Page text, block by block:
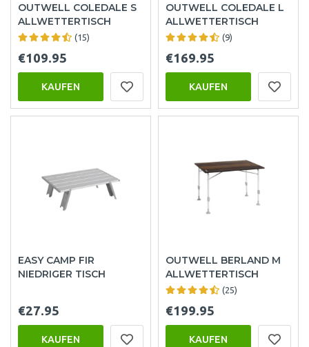
OUTWELL COLEDALE S
ALLWETTERTISCH
(15)
€109.95
KAUFEN
OUTWELL COLEDALE L
ALLWETTERTISCH
(9)
€169.95
KAUFEN
EASY CAMP FIR
NIEDRIGER TISCH
€27.95
KAUFEN
OUTWELL BERLAND M
ALLWETTERTISCH
(25)
€199.95
KAUFEN